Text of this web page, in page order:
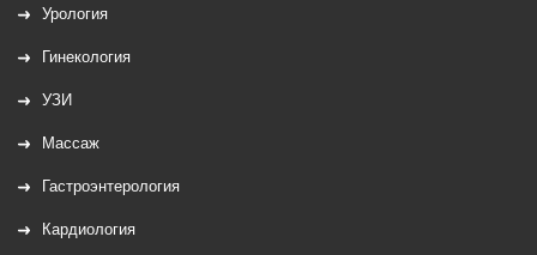
Урология
Гинекология
УЗИ
Массаж
Гастроэнтерология
Кардиология